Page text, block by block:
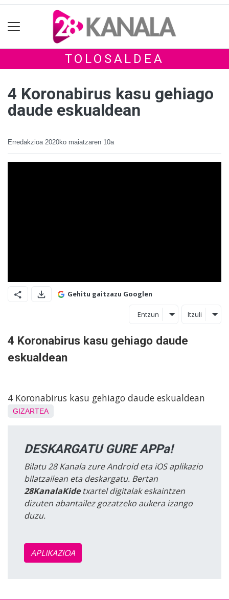
TOLOSALDEA
4 Koronabirus kasu gehiago
daude eskualdean
Erredakzioa 2020ko maiatzaren 10a
Gehitu gaitzazu Googlen
Entzun Itzuli
4 Koronabirus kasu gehiago daude
eskualdean
4 Koronabirus kasu gehiago daude eskualdean
GIZARTEA
DESKARGATU GURE APPa!
Bilatu 28 Kanala zure Android eta iOS aplikazio
bilatzailean eta deskargatu. Bertan
28KanalaKidetxartel digitalak eskaintzen
dizuten abantailez gozatzeko aukera izango
duzu.
APLIKAZIOA